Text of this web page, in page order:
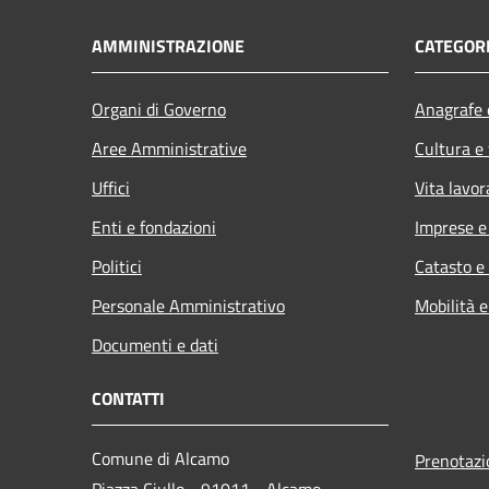
AMMINISTRAZIONE
Organi di Governo
Aree Amministrative
Uffici
Enti e fondazioni
Politici
Personale Amministrativo
Documenti e dati
Cultura
Vita
Imprese
Catasto
Mobilità
CONTATTI
Comune di Alcamo